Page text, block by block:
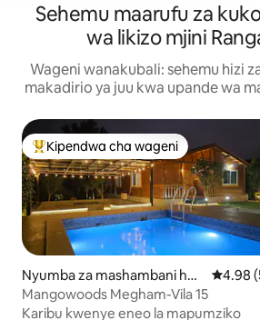
Sehemu maarufu za
wa likizo mjini
Wageni wanakubali: sehemu hizi
makadirio ya juu kwa upande wa
Kipendwa maarufu cha wageni
Kipendwa cha wageni
Nyumba za mashambani huk
o Kanakamamidi
4.98
Mangowoods Megham-Vila 15
Karibu kwenye eneo la mapumziko